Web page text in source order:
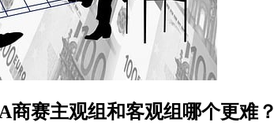
商赛主观组和客观组哪个更难？